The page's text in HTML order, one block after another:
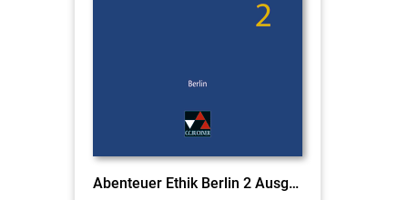
Abenteuer Ethik Berlin 2 Ausgabe ab 2016